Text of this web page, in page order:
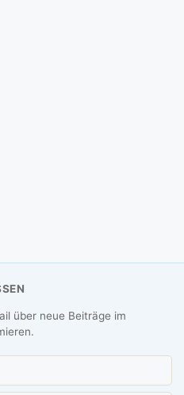
über neue Beiträge im